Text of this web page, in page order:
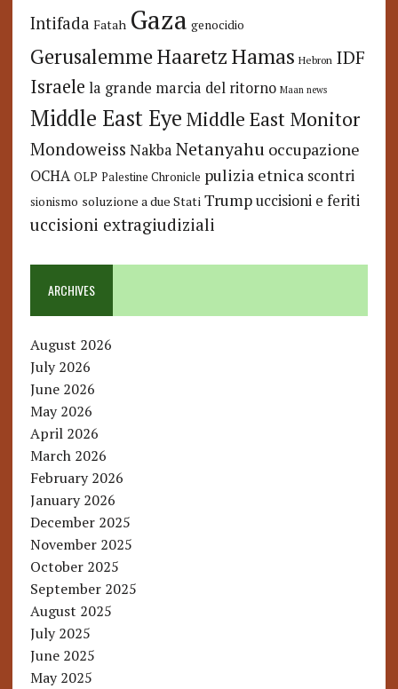
Intifada Fatah Gaza genocidio
GerusalemmeHaaretzHamas Hebron IDF
Israele la grande marcia del ritorno Maan news
Middle East Eye Middle East Monitor
Mondoweiss Nakba Netanyahu occupazione
OCHA OLP Palestine Chronicle pulizia etnica scontri
sionismo soluzione a due Stati Trump uccisioni e feriti
uccisioni extragiudiziali
ARCHIVES
August 2026
July 2026
June 2026
May 2026
April 2026
March 2026
February 2026
January 2026
December 2025
November 2025
October 2025
September 2025
August 2025
July 2025
June 2025
May 2025